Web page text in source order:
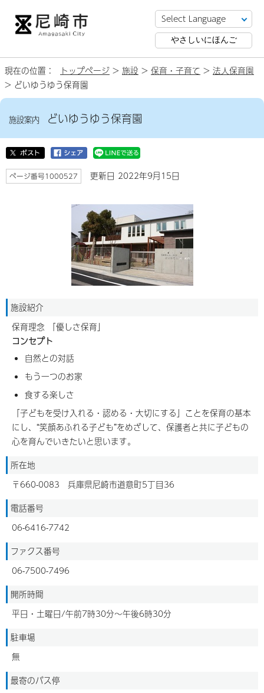
やさしいにほんご
現在の位置： トップページ > 施設 > 保育・子育て > 法人保育園
> どいゆうゆう保育園
施設案内 どいゆうゆう保育園
ページ番号1000527 更新日 2022年9月15日
施設紹介
保育理念 「優しさ保育」
コンセプト
自然との対話
もう一つのお家
食する楽しさ
「子どもを受け入れる・認める・大切にする」ことを保育の基本
にし、“笑顔あふれる子ども”をめざして、保護者と共に子どもの
心を育んでいきたいと思います。
所在地
〒660-0083 兵庫県尼崎市道意町5丁目36
電話番号
06-6416-7742
ファクス番号
06-7500-7496
開所時間
平日・土曜日/午前7時30分～午後6時30分
駐車場
無
最寄のバス停